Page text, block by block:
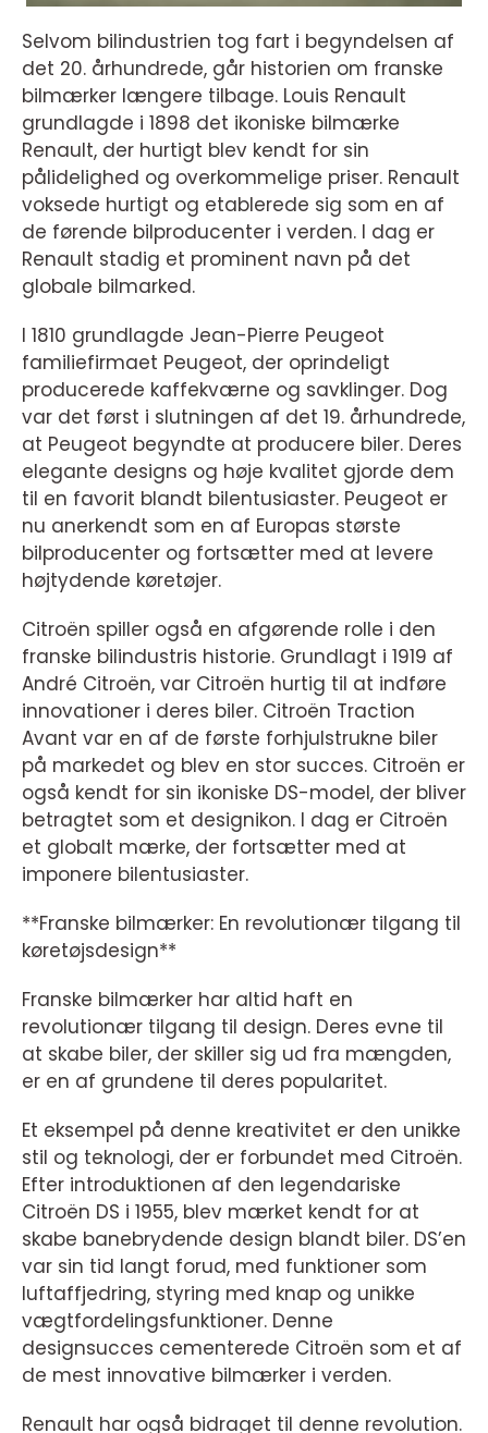
Selvom bilindustrien tog fart i begyndelsen af
det 20. århundrede, går historien om franske
bilmærker længere tilbage. Louis Renault
grundlagde i 1898 det ikoniske bilmærke
Renault, der hurtigt blev kendt for sin
pålidelighed og overkommelige priser. Renault
voksede hurtigt og etablerede sig som en af
de førende bilproducenter i verden. I dag er
Renault stadig et prominent navn på det
globale bilmarked.
I 1810 grundlagde Jean-Pierre Peugeot
familiefirmaet Peugeot, der oprindeligt
producerede kaffekværne og savklinger. Dog
var det først i slutningen af det 19. århundrede,
at Peugeot begyndte at producere biler. Deres
elegante designs og høje kvalitet gjorde dem
til en favorit blandt bilentusiaster. Peugeot er
nu anerkendt som en af Europas største
bilproducenter og fortsætter med at levere
højtydende køretøjer.
Citroën spiller også en afgørende rolle i den
franske bilindustris historie. Grundlagt i 1919 af
André Citroën, var Citroën hurtig til at indføre
innovationer i deres biler. Citroën Traction
Avant var en af de første forhjulstrukne biler
på markedet og blev en stor succes. Citroën er
også kendt for sin ikoniske DS-model, der bliver
betragtet som et designikon. I dag er Citroën
et globalt mærke, der fortsætter med at
imponere bilentusiaster.
**Franske bilmærker: En revolutionær tilgang til
køretøjsdesign**
Franske bilmærker har altid haft en
revolutionær tilgang til design. Deres evne til
at skabe biler, der skiller sig ud fra mængden,
er en af grundene til deres popularitet.
Et eksempel på denne kreativitet er den unikke
stil og teknologi, der er forbundet med Citroën.
Efter introduktionen af den legendariske
Citroën DS i 1955, blev mærket kendt for at
skabe banebrydende design blandt biler. DS’en
var sin tid langt forud, med funktioner som
luftaffjedring, styring med knap og unikke
vægtfordelingsfunktioner. Denne
designsucces cementerede Citroën som et af
de mest innovative bilmærker i verden.
Renault har også bidraget til denne revolution.